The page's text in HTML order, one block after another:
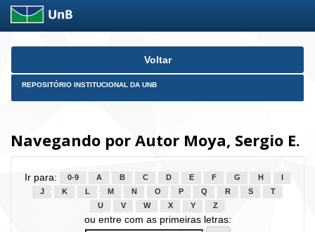
Skip
Voltar
REPOSITÓRIO INSTITUCIONAL DA UNB
Navegando por Autor Moya, Sergio E.
Ir para: 0-9 A B C D E F G H
J
K L M N O P Q R S
T
U
V W X Y Z
ou entre com as primeiras letras: